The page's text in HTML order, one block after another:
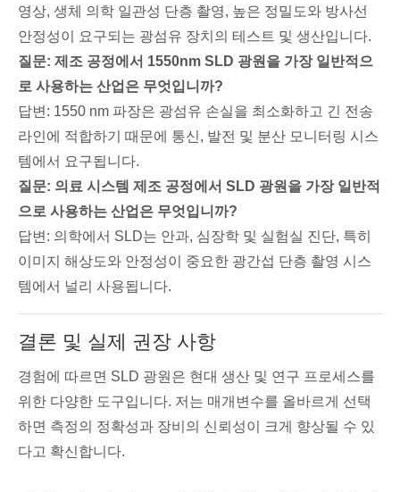
영상, 생체 의학 일관성 단층 촬영, 높은 정밀도와 방사선
안정성이 요구되는 광섬유 장치의 테스트 및 생산입니다.
질문: 제조 공정에서 1550nm SLD 광원을 가장 일반적으
로 사용하는 산업은 무엇입니까?
답변: 1550 nm 파장은 광섬유 손실을 최소화하고 긴 전송
라인에 적합하기 때문에 통신, 발전 및 분산 모니터링 시스
템에서 요구됩니다.
질문: 의료 시스템 제조 공정에서 SLD 광원을 가장 일반적
으로 사용하는 산업은 무엇입니까?
답변: 의학에서 SLD는 안과, 심장학 및 실험실 진단, 특히
이미지 해상도와 안정성이 중요한 광간섭 단층 촬영 시스
템에서 널리 사용됩니다.
결론 및 실제 권장 사항
경험에 따르면 SLD 광원은 현대 생산 및 연구 프로세스를
위한 다양한 도구입니다. 저는 매개변수를 올바르게 선택
하면 측정의 정확성과 장비의 신뢰성이 크게 향상될 수 있
다고 확신합니다.